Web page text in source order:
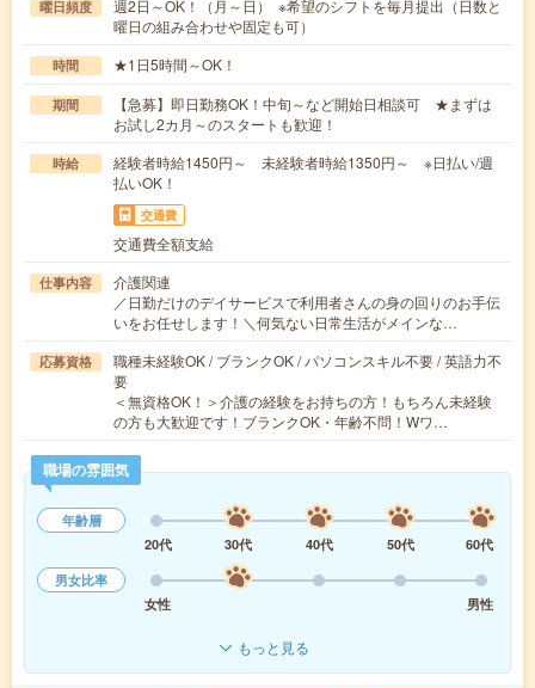
曜日頻度
週2日～OK！（月～日） ※希望のシフトを毎月提出（日数と
曜日の組み合わせや固定も可）
時間 ★1日5時間～OK！
期間
【急募】即日勤務OK！中旬～など開始日相談可 ★まずは
お試し2カ月～のスタートも歓迎！
時給
経験者時給1450円～ 未経験者時給1350円～ ※日払い/週
払いOK！
交通費
交通費全額支給
仕事内容
介護関連
／日勤だけのデイサービスで利用者さんの身の回りのお手伝
いをお任せします！＼何気ない日常生活がメインな…
応募資格
職種未経験OK / ブランクOK / パソコンスキル不要 / 英語力不
要
＜無資格OK！＞介護の経験をお持ちの方！もちろん未経験
の方も大歓迎です！ブランクOK・年齢不問！Wワ…
職場の雰囲気
年齢層
20代
30代 40代 50代
60代
男女比率
女性
男性
もっと見る